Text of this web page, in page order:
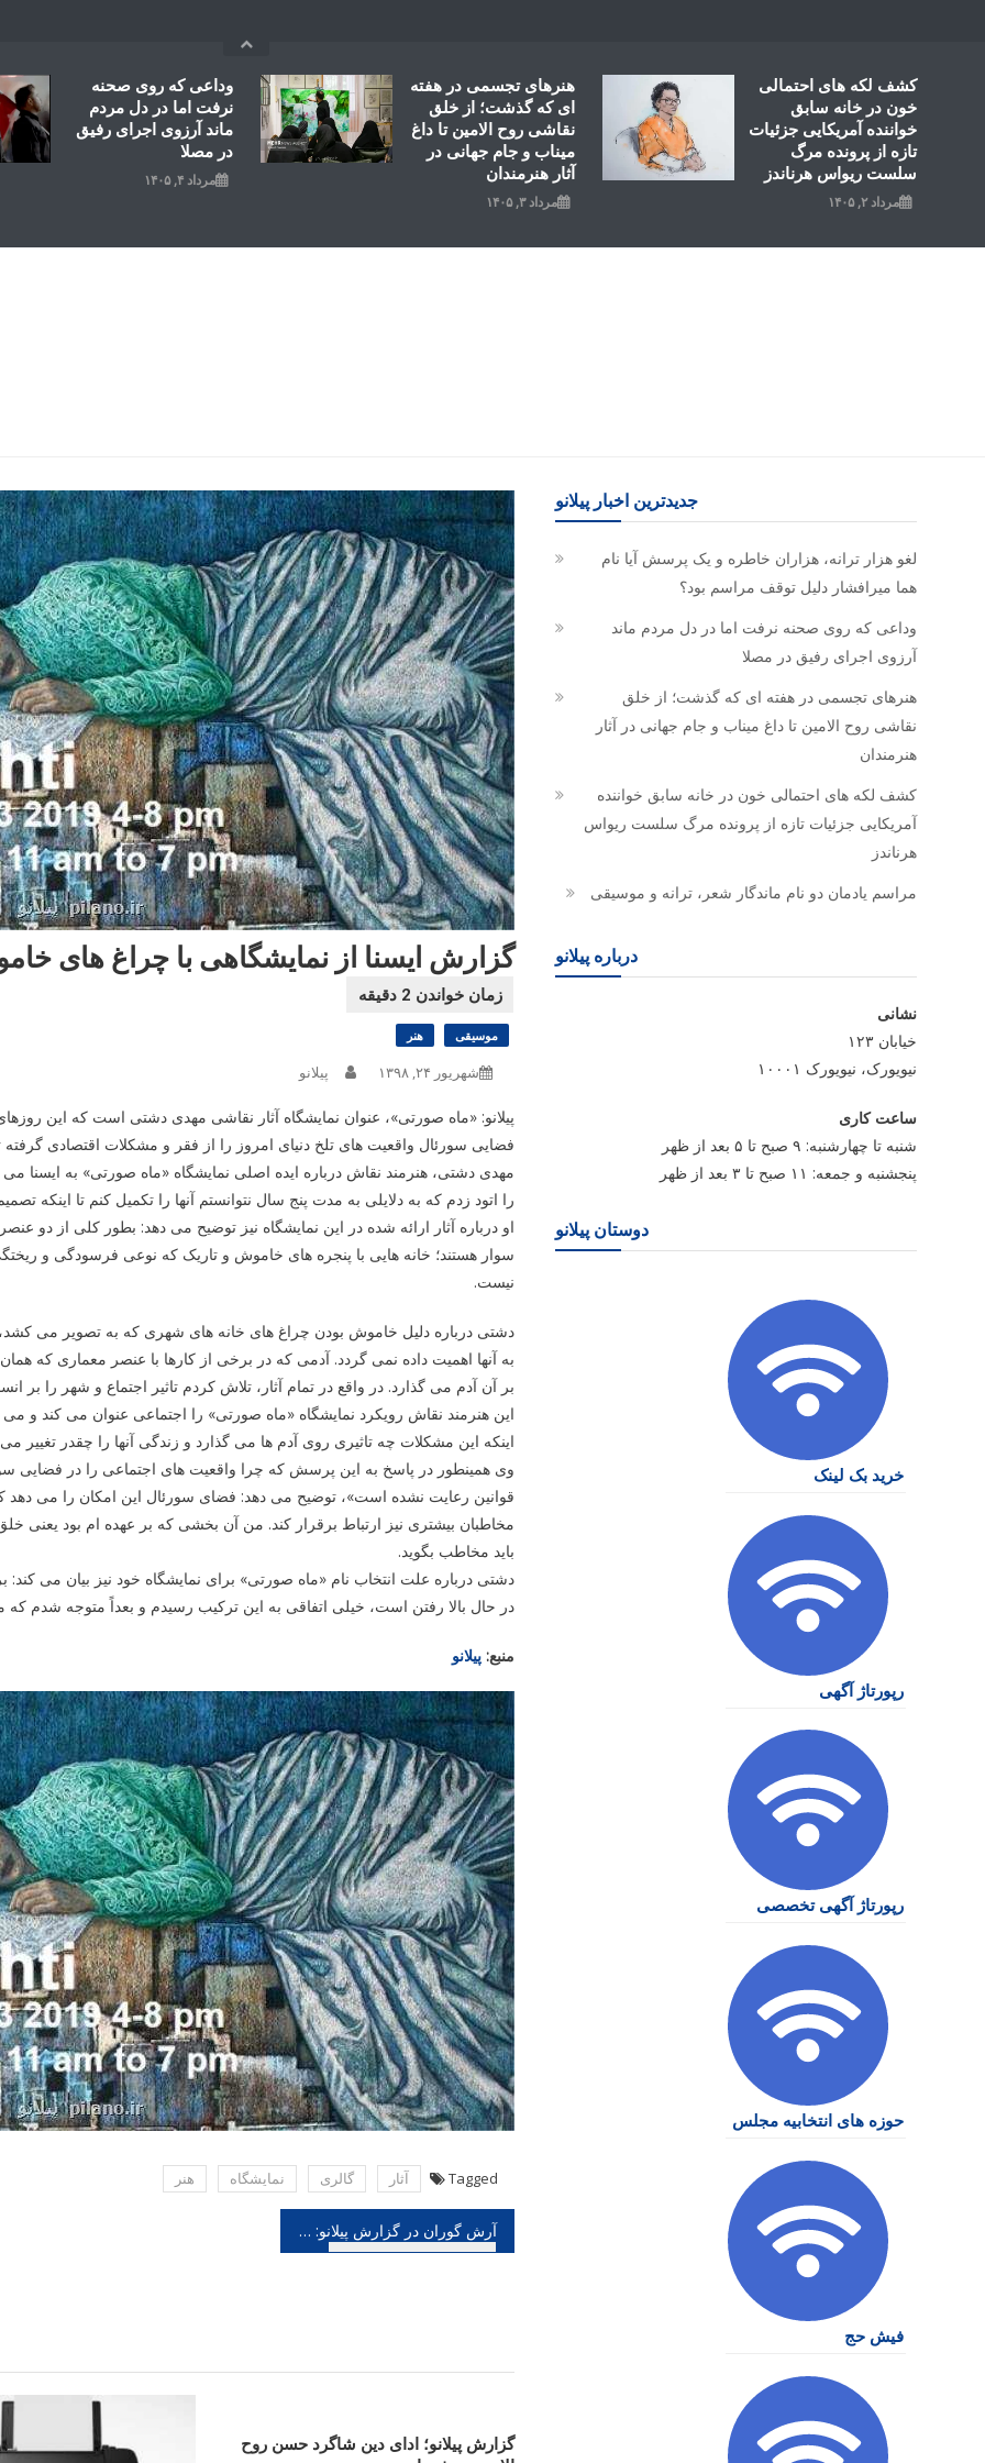
وداعی که روی صحنه
نرفت اما در دل مردم
ماند آرزوی اجرای رفیق
در مصلا
مرداد ۴, ۱۴۰۵
هنرهای تجسمی در هفته
ای که گذشت؛ از خلق
نقاشی روح الامین تا داغ
میناب و جام جهانی در
آثار هنرمندان
مرداد ۳, ۱۴۰۵
کشف لکه های احتمالی
خون در خانه سابق
خواننده آمریکایی جزئیات
تازه از پرونده مرگ
سلست ریواس هرناندز
مرداد ۲, ۱۴۰۵
گزارش ایسنا از نمایشگاهی با چراغ های
موسیقی هنر
شهریور ۲۴, ۱۳۹۸ پیلانو
پیلانو: «ماه صورتی»، عنوان نمایشگاه آثار نقاشی مهدی دشتی است که این
فضایی سورئال واقعیت های تلخ دنیای امروز را از فقر و مشکلات اقتصادی گرفته
را اتود زدم که به دلایلی به مدت پنج سال نتوانستم آنها را تکمیل کنم تا اینکه
او درباره آثار ارائه شده در این نمایشگاه نیز توضیح می دهد: بطور کلی از دو
سوار هستند؛ خانه هایی با پنجره های خاموش و تاریک که نوعی فرسودگی و
نیست.
دشتی درباره دلیل خاموش بودن چراغ های خانه های شهری که به تصویر می
به آنها اهمیت داده نمی گردد. آدمی که در برخی از کارها با عنصر معماری که
بر آن آدم می گذارد. در واقع در تمام آثار، تلاش کردم تاثیر اجتماع و شهر را
این هنرمند نقاش رویکرد نمایشگاه «ماه صورتی» را اجتماعی عنوان می کند و
اینکه این مشکلات چه تاثیری روی آدم ها می گذارد و زندگی آنها را چقدر تغییر
وی همینطور در پاسخ به این پرسش که چرا واقعیت های اجتماعی را در فضایی
قوانین رعایت نشده است»، توضیح می دهد: فضای سورئال این امکان را می دهد
مخاطبان بیشتری نیز ارتباط برقرار کند. من آن بخشی که بر عهده ام بود یعنی خلق
باید مخاطب بگوید.
دشتی درباره علت انتخاب نام «ماه صورتی» برای نمایشگاه خود نیز بیان می کند:
در حال بالا رفتن است، خیلی اتفاقی به این ترکیب رسیدم و بعداً متوجه شدم
منبع: پیلانو
Tagged آثار گالری نمایشگاه هنر
راهبری
آرش گوران در گزارش پیلانو: ارکستر فیلارمونیک تهران نوازنده جدید گرفت، تجربه آهنگسازی سرکوب
گزارش پیلانو؛ ادای دین شاگرد حسن روح
جدیدترین اخبار پیلانو
لغو هزار ترانه، هزاران خاطره و یک پرسش آیا نام
هما میرافشار دلیل توقف مراسم بود؟
وداعی که روی صحنه نرفت اما در دل مردم ماند
آرزوی اجرای رفیق در مصلا
هنرهای تجسمی در هفته ای که گذشت؛ از خلق
نقاشی روح الامین تا داغ میناب و جام جهانی در آثار
هنرمندان
کشف لکه های احتمالی خون در خانه سابق خواننده
آمریکایی جزئیات تازه از پرونده مرگ سلست ریواس
هرناندز
مراسم یادمان دو نام ماندگار شعر، ترانه و موسیقی
درباره پیلانو
نشانی
خیابان ۱۲۳
نیویورک، نیویورک ۱۰۰۰۱
ساعت کاری
شنبه تا چهارشنبه: ۹ صبح تا ۵ بعد از ظهر
پنجشنبه و جمعه: ۱۱ صبح تا ۳ بعد از ظهر
دوستان پیلانو
خرید بک لینک
رپورتاژ آگهی
رپورتاژ آگهی تخصصی
حوزه های انتخابیه مجلس
فیش حج